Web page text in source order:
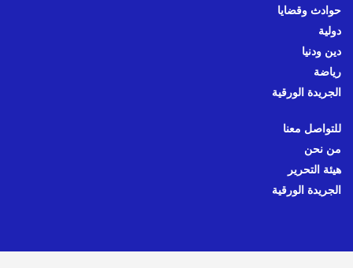
حوادث وقضايا
دولية
دين ودنيا
رياضة
الجريدة الورقية
للتواصل معنا
من نحن
هيئة التحرير
الجريدة الورقية